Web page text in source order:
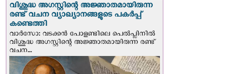
വിശുദ്ധ അഗസ്റ്റിന്റെ അജ്ഞാതമായിരുന്ന
രണ്ട് വചന വ്യാഖ്യാനങ്ങളുടെ പകര്‍പ്പ്
കണ്ടെത്തി
വാര്‍സോ: വടക്കൻ പോളണ്ടിലെ പെൽപ്ലിനില്‍
വിശുദ്ധ അഗസ്റ്റിന്റെ അജ്ഞാതമായിരുന്ന രണ്ട്
വചന...